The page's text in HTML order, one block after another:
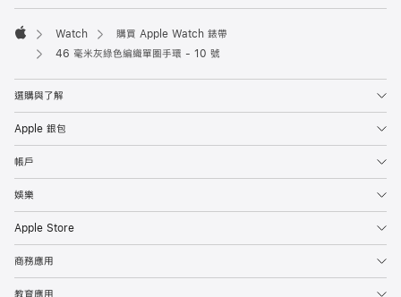
Apple
Watch
購買 Apple Watch 錶帶
46 毫米灰綠色編織單圈手環 - 10 號
選購與了解
Apple 銀包
帳戶
娛樂
Apple Store
商務應用
教育應用